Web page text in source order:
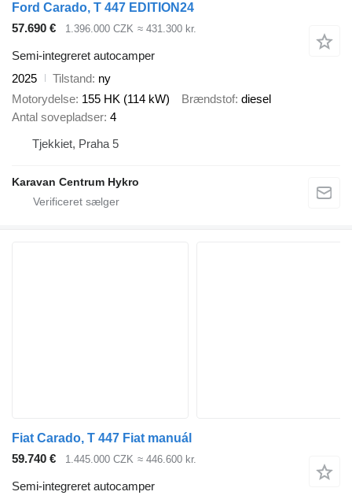
Ford Carado, T 447 EDITION24
57.690 €
1.396.000 CZK ≈ 431.300 kr.
Semi-integreret autocamper
2025
Tilstand ny
Motorydelse 155 HK (114 kW) Brændstof diesel
Antal sovepladser 4
Tjekkiet, Praha 5
Karavan Centrum Hykro
Fiat Carado, T 447 Fiat manuál
59.740 €
1.445.000 CZK ≈ 446.600 kr.
Semi-integreret autocamper